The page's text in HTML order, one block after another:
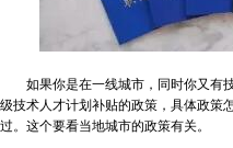
如果你是在一线城市，同时你又有技
级技术人才计划补贴的政策，具体政策
过。这个要看当地城市的政策有关。